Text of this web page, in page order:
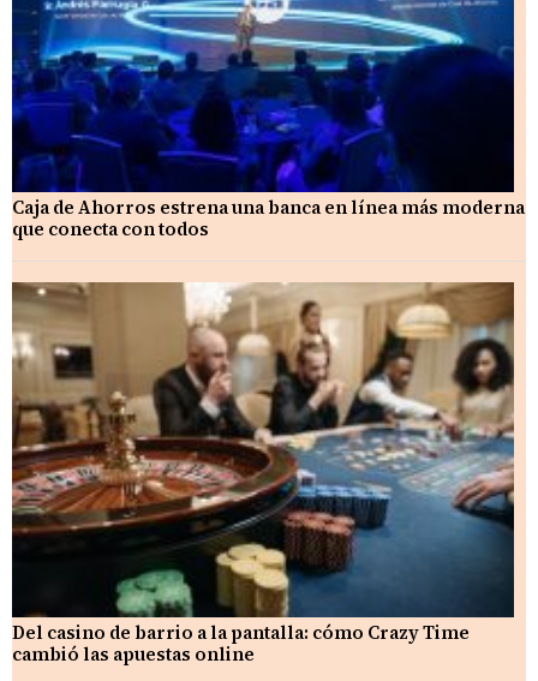
Caja de Ahorros estrena una banca en línea más moderna
que conecta con todos
Del casino de barrio a la pantalla: cómo Crazy Time
cambió las apuestas online